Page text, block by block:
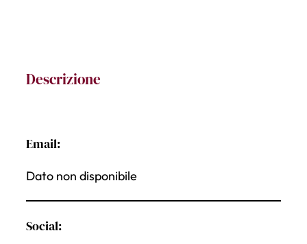
Descrizione
Email:
Dato non disponibile
Social: